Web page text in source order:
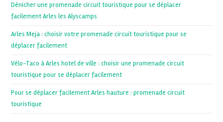
Dénicher une promenade circuit touristique pour se déplacer
facilement Arles les Alyscamps
Arles Meja : choisir votre promenade circuit touristique pour se
déplacer facilement
Vélo-Taco à Arles hotel de ville : choisir une promenade circuit
touristique pour se déplacer facilement
Pour se déplacer facilement Arles hauture : promenade circuit
touristique